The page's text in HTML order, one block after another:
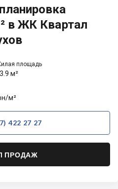
в ЖК Квартал
площадь
м²
м²
422 27 27
ПРОДАЖ